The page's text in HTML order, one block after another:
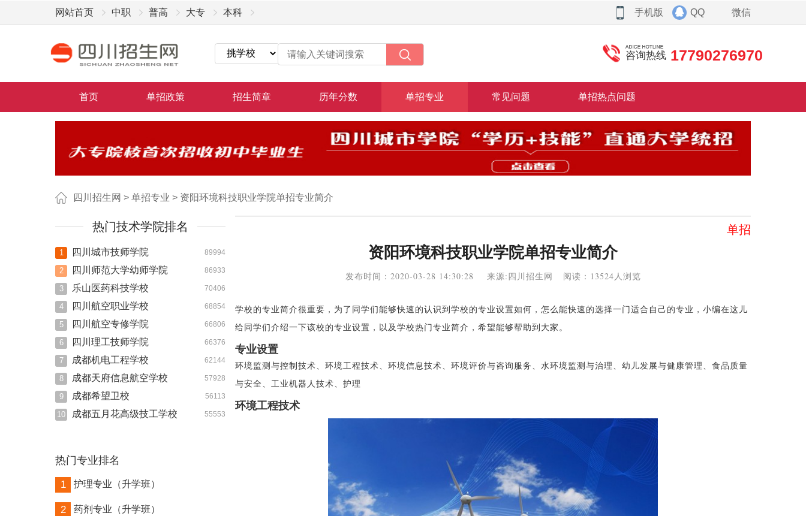
网站首页 中职 普高 大专 本科 微信
QQ
手机版
咨询热线 17790276970
首页 单招政策 招生简章 历年分数 单招专业 常见问题 单招热点问题
四川招生网 > 单招专业 > 资阳环境科技职业学院单招专业简介
热门技术学院排名
89994
1 四川城市技师学院
86933
2 四川师范大学幼师学院
70406
3 乐山医药科技学校
68854
4 四川航空职业学校
66806
5 四川航空专修学院
66376
6 四川理工技师学院
62144
7 成都机电工程学校
57928
8 成都天府信息航空学校
56113
9 成都希望卫校
55553
10 成都五月花高级技工学校
热门专业排名
1 护理专业（升学班）
2 药剂专业（升学班）
单招
资阳环境科技职业学院单招专业简介
发布时间：2020-03-28 14:30:28 来源:四川招生网 阅读：13524人浏览
学校的专业简介很重要，为了同学们能够快速的认识到学校的专业设置如何，怎么能快速的选择一门适合自己的专业，小编在这儿
给同学们介绍一下该校的专业设置，以及学校热门专业简介，希望能够帮助到大家。
专业设置
环境监测与控制技术、环境工程技术、环境信息技术、环境评价与咨询服务、水环境监测与治理、幼儿发展与健康管理、食品质量
与安全、工业机器人技术、护理
环境工程技术